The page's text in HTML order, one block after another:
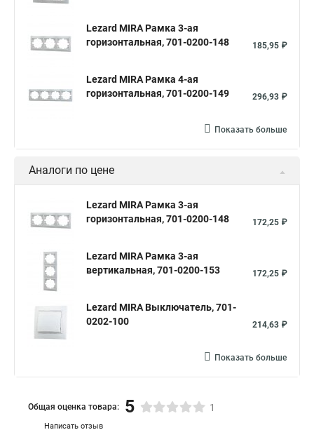
Lezard MIRA Рамка 3-ая
горизонтальная, 701-0200-148
185,95 ₽
Lezard MIRA Рамка 4-ая
горизонтальная, 701-0200-149
296,93 ₽
Показать больше
Аналоги по цене
Lezard MIRA Рамка 3-ая
горизонтальная, 701-0200-148
172,25 ₽
Lezard MIRA Рамка 3-ая
вертикальная, 701-0200-153
172,25 ₽
Lezard MIRA Выключатель, 701-
0202-100
214,63 ₽
Показать больше
Написать отзыв
Общая оценка товара: 5 1